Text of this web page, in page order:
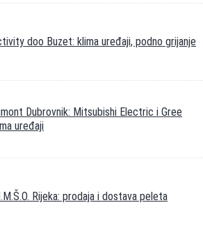
doo Buzet: klima uređaji, podno grijanje
Dubrovnik: Mitsubishi Electric i Gree
uređaji
Rijeka: prodaja i dostava peleta